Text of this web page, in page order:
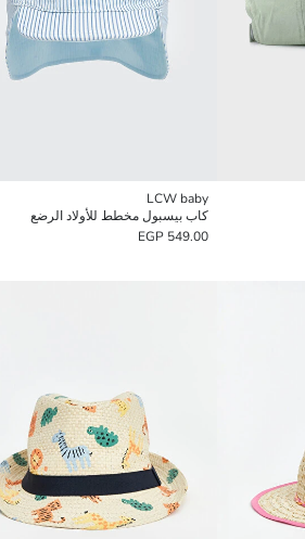
LCW baby
كاب بيسبول مخطط للأولاد الرضع
549.00 EGP